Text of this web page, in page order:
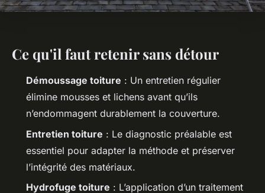
Ce qu'il faut retenir sans détour
Démoussage toiture : Un entretien régulier
élimine mousses et lichens avant qu’ils
n’endommagent durablement la couverture.
Entretien toiture : Le diagnostic préalable est
essentiel pour adapter la méthode et préserver
l’intégrité des matériaux.
Hydrofuge toiture : L’application d’un traitement